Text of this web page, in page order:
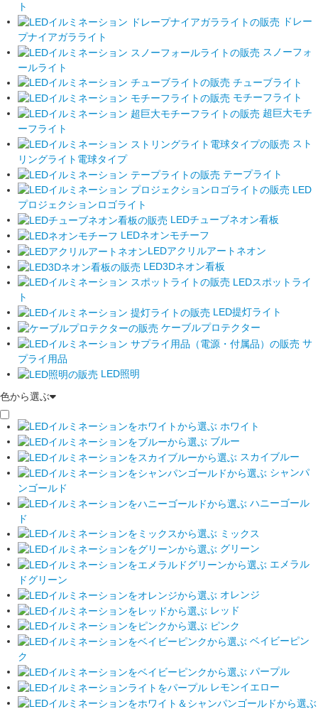
ト
ドレー
プナイアガラライト
スノーフォ
ールライト
チューブライト
モチーフライト
超巨大モチ
ーフライト
スト
リングライト電球タイプ
テープライト
LED
プロジェクションロゴライト
LEDチューブネオン看板
LEDネオンモチーフ
LEDアクリルアートネオン
LED3Dネオン看板
LEDスポットライ
ト
LED提灯ライト
ケーブルプロテクター
サ
プライ用品
LED照明
色から選ぶ
ホワイト
ブルー
スカイブルー
シャンパ
ンゴールド
ハニーゴール
ド
ミックス
グリーン
エメラル
ドグリーン
オレンジ
レッド
ピンク
ベイビーピン
ク
パープル
レモンイエロー